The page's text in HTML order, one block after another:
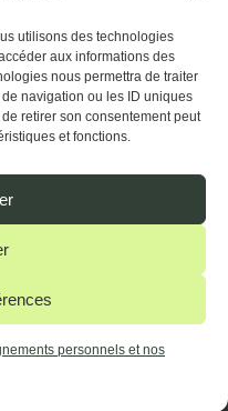
utilisons des technologies
aux informations des
nous permettra de traiter
navigation ou les ID uniques
retirer son consentement peut
et fonctions.
personnels et nos
/ 7 jours
Action Santé LC